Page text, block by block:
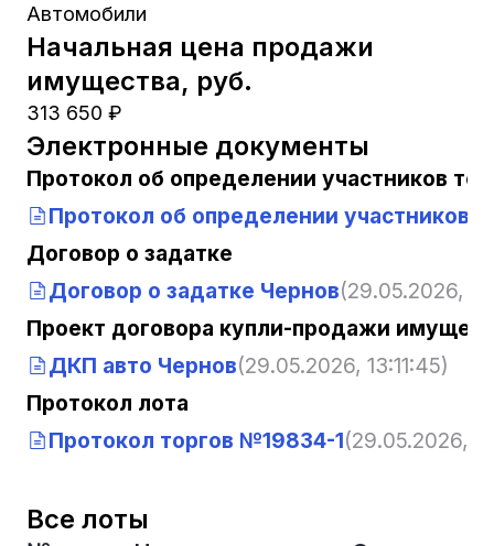
Автомобили
Начальная цена продажи
имущества, руб.
313 650 ₽
Электронные документы
Протокол об определении участников
Протокол об определении участников
Договор о задатке
Договор о задатке Чернов(29.05.2026,
Проект договора купли-продажи
ДКП авто Чернов(29.05.2026, 13:11:45)
Протокол лота
Протокол торгов №19834-1(29.05.2026,
Все лоты